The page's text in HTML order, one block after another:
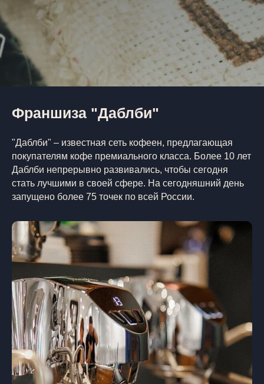
Франшиза "Даблби"
"Даблби" – известная сеть кофеен, предлагающая
покупателям кофе премиального класса. Более 10 лет
Даблби непрерывно развивались, чтобы сегодня
стать лучшими в своей сфере. На сегодняшний день
запущено более 75 точек по всей России.